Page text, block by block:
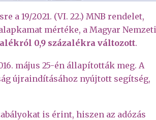
a 19/2021. (VI. 22.) MNB rendelet,
mértéke, a Magyar Nemzeti
0,9 százalékra változott.
május 25-én állapították meg. A
újraindításához nyújtott segítség,
is érint, hiszen az adózás